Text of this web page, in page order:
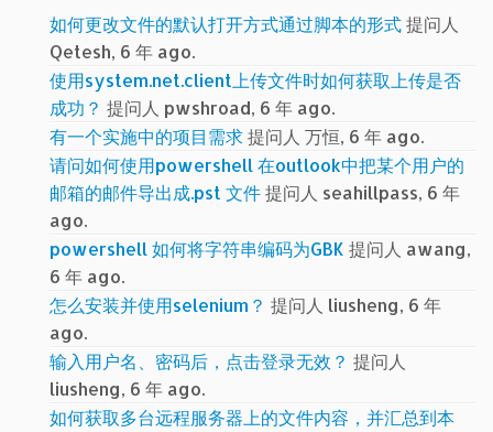
如何更改文件的默认打开方式通过脚本的形式提问人
Qetesh, 6 年 ago.
使用system.net.client上传文件时如何获取上传是否
成功？ 提问人 pwshroad, 6 年 ago.
有一个实施中的项目需求提问人 万恒, 6 年 ago.
请问如何使用powershell 在outlook中把某个用户的
邮箱的邮件导出成.pst 文件提问人 seahillpass, 6 年
ago.
powershell 如何将字符串编码为GBK 提问人 awang,
6 年 ago.
怎么安装并使用selenium？ 提问人 liusheng, 6 年
ago.
输入用户名、密码后，点击登录无效？ 提问人
liusheng, 6 年 ago.
如何获取多台远程服务器上的文件内容，并汇总到本